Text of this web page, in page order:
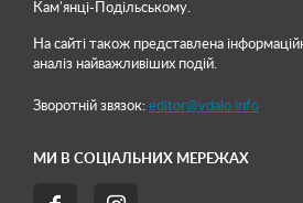
Кам'янці-Подільському.
На сайті також представлена
аналіз найважливіших подій.
Зворотній звязок: editor@vdalo.info
МИ В СОЦІАЛЬНИХ МЕРЕЖАХ